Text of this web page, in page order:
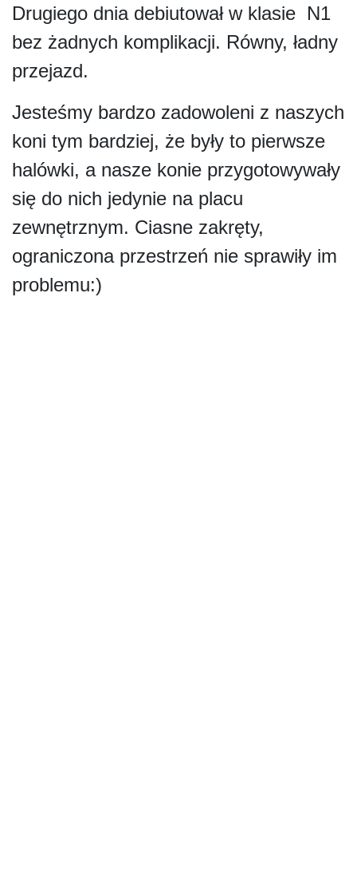
Drugiego dnia debiutował w klasie N1
bez żadnych komplikacji. Równy, ładny
przejazd.
Jesteśmy bardzo zadowoleni z naszych
koni tym bardziej, że były to pierwsze
halówki, a nasze konie przygotowywały
się do nich jedynie na placu
zewnętrznym. Ciasne zakręty,
ograniczona przestrzeń nie sprawiły im
problemu:)